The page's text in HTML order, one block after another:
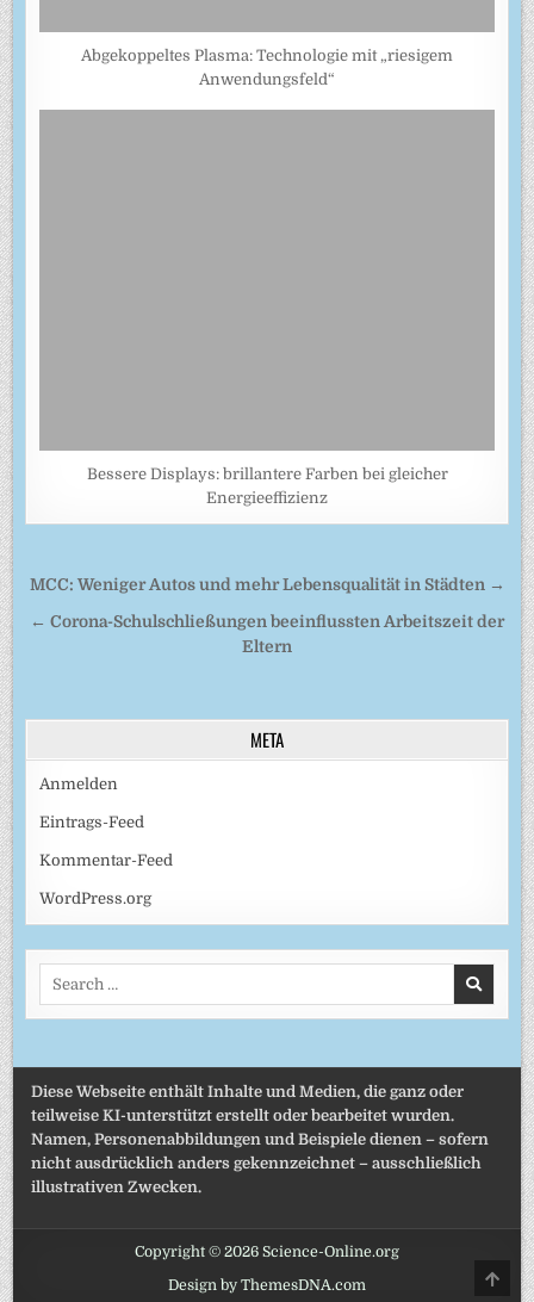
Abgekoppeltes Plasma: Technologie mit „riesigem
Anwendungsfeld“
Bessere Displays: brillantere Farben bei gleicher
Energieeffizienz
Beitragsnavigation
MCC: Weniger Autos und mehr Lebensqualität in Städten →
← Corona-Schulschließungen beeinflussten Arbeitszeit der
Eltern
META
Anmelden
Eintrags-Feed
Kommentar-Feed
WordPress.org
Search
Diese Webseite enthält Inhalte und Medien, die ganz oder
teilweise KI-unterstützt erstellt oder bearbeitet wurden.
Namen, Personenabbildungen und Beispiele dienen – sofern
nicht ausdrücklich anders gekennzeichnet – ausschließlich
illustrativen Zwecken.
Copyright © 2026 Science-Online.org
Design by ThemesDNA.com